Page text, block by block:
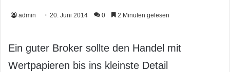
admin 20. Juni 2014 0 2 Minuten gelesen
Ein guter Broker sollte den Handel mit
Wertpapieren bis ins kleinste Detail